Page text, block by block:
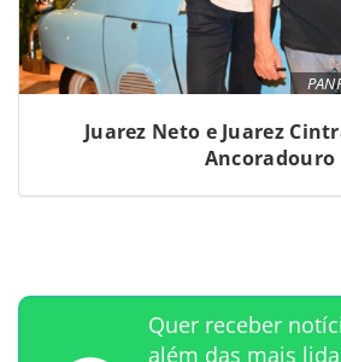
Juarez Neto e Juarez
Ancoradouro
Quer receber
além das mais